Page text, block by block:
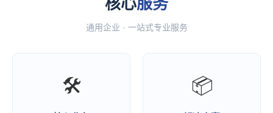
核心服务
通用企业 · 一站式专业服务
🛠 📦